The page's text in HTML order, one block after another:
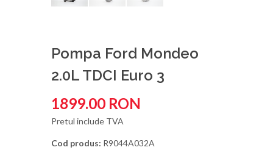
Pompa Ford Mondeo
2.0L TDCI Euro 3
1899.00 RON
Pretul include TVA
Cod produs: R9044A032A